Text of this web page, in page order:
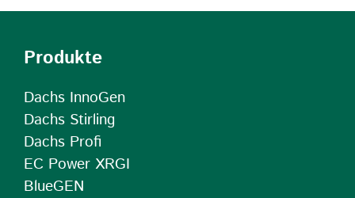
Produkte
Dachs InnoGen
Dachs Stirling
Dachs Profi
EC Power XRGI
BlueGEN